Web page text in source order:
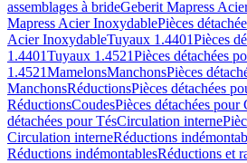
assemblages à brideGeberit Mapress
Mapress Acier InoxydablePièces
Acier InoxydableTuyaux 1.4401Pièces
1.4401Tuyaux 1.4521Pièces détachées
1.4521MamelonsManchonsPièces
ManchonsRéductionsPièces détachées
RéductionsCoudesPièces détachées pour
détachées pour TésCirculation interne
Circulation interneRéductions
Réductions indémontablesRéductions et